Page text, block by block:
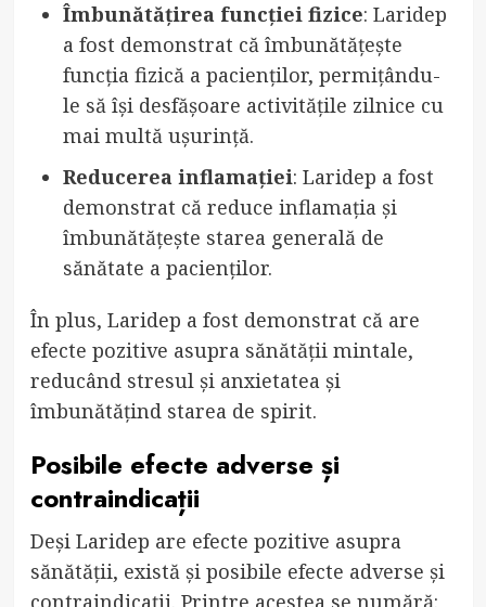
Îmbunătățirea funcției fizice: Laridep
a fost demonstrat că îmbunătățește
funcția fizică a pacienților, permițându-
le să își desfășoare activitățile zilnice cu
mai multă ușurință.
Reducerea inflamației: Laridep a fost
demonstrat că reduce inflamația și
îmbunătățește starea generală de
sănătate a pacienților.
În plus, Laridep a fost demonstrat că are
efecte pozitive asupra sănătății mintale,
reducând stresul și anxietatea și
îmbunătățind starea de spirit.
Posibile efecte adverse și
contraindicații
Deși Laridep are efecte pozitive asupra
sănătății, există și posibile efecte adverse și